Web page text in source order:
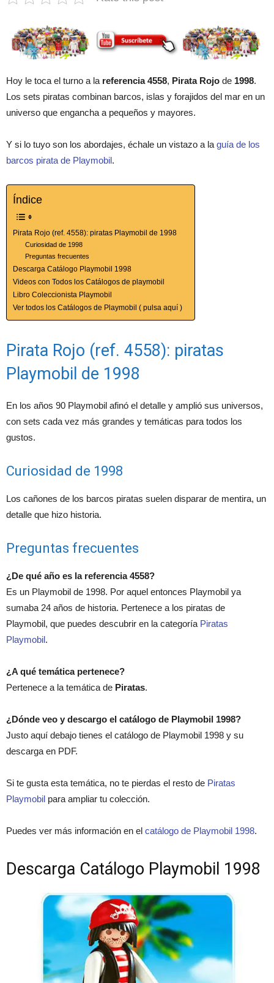
Hoy le toca el turno a la referencia 4558, Pirata Rojo de 1998.
Los sets piratas combinan barcos, islas y forajidos del mar en un
universo que engancha a pequeños y mayores.
Y si lo tuyo son los abordajes, échale un vistazo a la guía de los
barcos pirata de Playmobil.
Índice
Pirata Rojo (ref. 4558): piratas Playmobil de 1998
Curiosidad de 1998
Preguntas frecuentes
Descarga Catálogo Playmobil 1998
Videos con Todos los Catálogos de playmobil
Libro Coleccionista Playmobil
Ver todos los Catálogos de Playmobil ( pulsa aquí )
Pirata Rojo (ref. 4558): piratas
Playmobil de 1998
En los años 90 Playmobil afinó el detalle y amplió sus universos,
con sets cada vez más grandes y temáticas para todos los
gustos.
Curiosidad de 1998
Los cañones de los barcos piratas suelen disparar de mentira, un
detalle que hizo historia.
Preguntas frecuentes
¿De qué año es la referencia 4558?
Es un Playmobil de 1998. Por aquel entonces Playmobil ya
sumaba 24 años de historia. Pertenece a los piratas de
Playmobil, que puedes descubrir en la categoría Piratas
Playmobil.
¿A qué temática pertenece?
Pertenece a la temática de Piratas.
¿Dónde veo y descargo el catálogo de Playmobil 1998?
Justo aquí debajo tienes el catálogo de Playmobil 1998 y su
descarga en PDF.
Si te gusta esta temática, no te pierdas el resto de Piratas
Playmobil para ampliar tu colección.
Puedes ver más información en el catálogo de Playmobil 1998.
Descarga Catálogo Playmobil 1998